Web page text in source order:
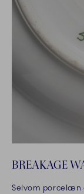
BREAKAGE
Selvom porcelæn